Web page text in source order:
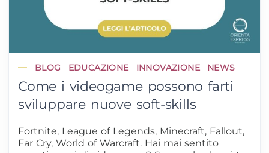
BLOG EDUCAZIONE INNOVAZIONE NEWS
Come i videogame possono farti
sviluppare nuove soft-skills
Fortnite, League of Legends, Minecraft, Fallout,
Far Cry, World of Warcraft. Hai mai sentito